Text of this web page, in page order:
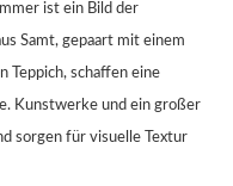
ist ein Bild der
Samt, gepaart mit einem
Teppich, schaffen eine
Kunstwerke und ein großer
sorgen für visuelle Textur